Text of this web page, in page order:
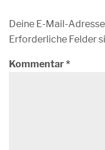
Deine E-Mail-
Erforderliche Felder
Kommentar*